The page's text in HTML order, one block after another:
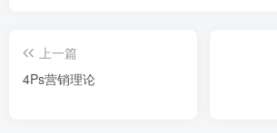
上一篇
4Ps营销理论